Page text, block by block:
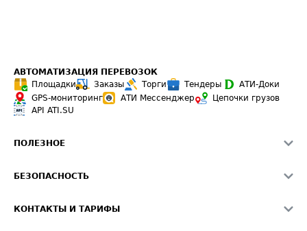
АВТОМАТИЗАЦИЯ ПЕРЕВОЗОК
Площадки
Заказы Торги Тендеры
АТИ-Доки
GPS-мониторинг
АТИ Мессенджер
Цепочки грузов
API ATI.SU
ПОЛЕЗНОЕ
Звезды ATI.SU на вашем сайте
БЕЗОПАСНОСТЬ
КОНТАКТЫ И ТАРИФЫ